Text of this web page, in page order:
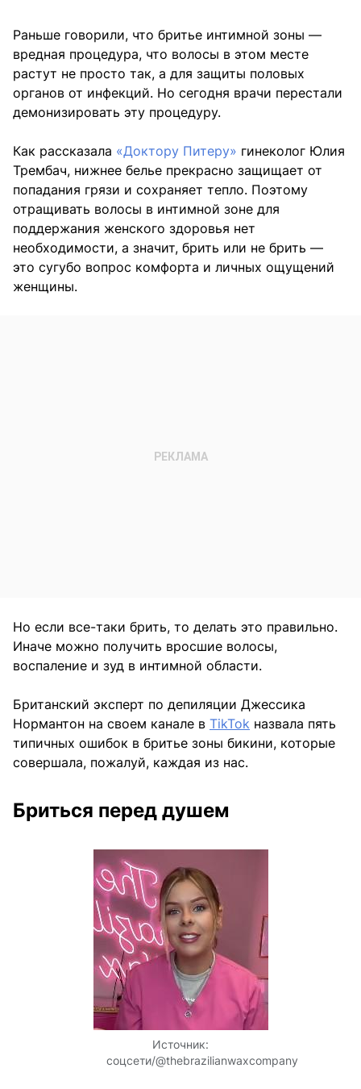
Раньше говорили, что бритье интимной зоны —
вредная процедура, что волосы в этом месте
растут не просто так, а для защиты половых
органов от инфекций. Но сегодня врачи перестали
демонизировать эту процедуру.
Как рассказала «Доктору Питеру» гинеколог Юлия
Трембач, нижнее белье прекрасно защищает от
попадания грязи и сохраняет тепло. Поэтому
отращивать волосы в интимной зоне для
поддержания женского здоровья нет
необходимости, а значит, брить или не брить —
это сугубо вопрос комфорта и личных ощущений
женщины.
Но если все-таки брить, то делать это правильно.
Иначе можно получить вросшие волосы,
воспаление и зуд в интимной области.
Британский эксперт по депиляции Джессика
Нормантон на своем канале в TikTok назвала пять
типичных ошибок в бритье зоны бикини, которые
совершала, пожалуй, каждая из нас.
Бриться перед душем
Источник:
соцсети/@thebrazilianwaxcompany